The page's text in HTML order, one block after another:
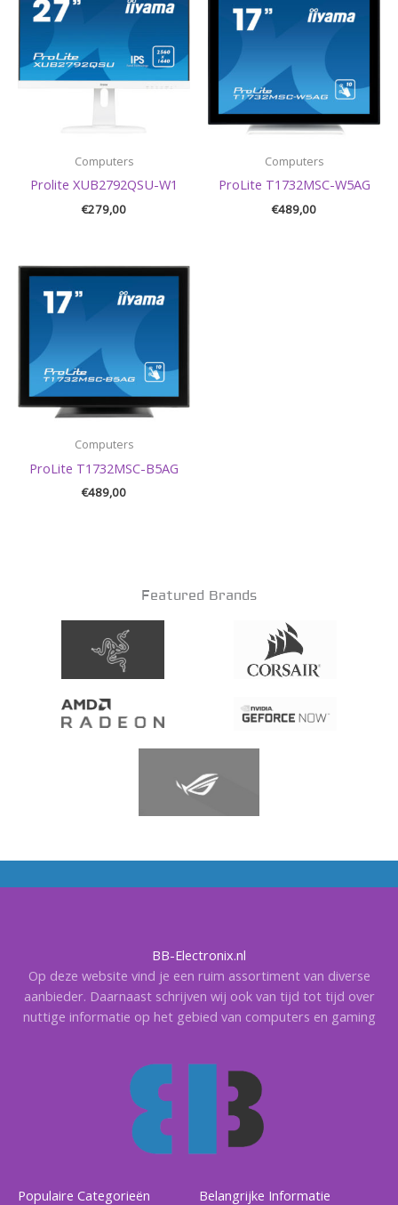
Computers
Prolite XUB2792QSU-W1
€279,00
Computers
ProLite T1732MSC-W5AG
€489,00
Computers
ProLite T1732MSC-B5AG
€489,00
Featured Brands
BB-Electronix.nl
Op deze website vind je een ruim assortiment van diverse
aanbieder. Daarnaast schrijven wij ook van tijd tot tijd over
nuttige informatie op het gebied van computers en gaming
Populaire Categorieën Belangrijke Informatie